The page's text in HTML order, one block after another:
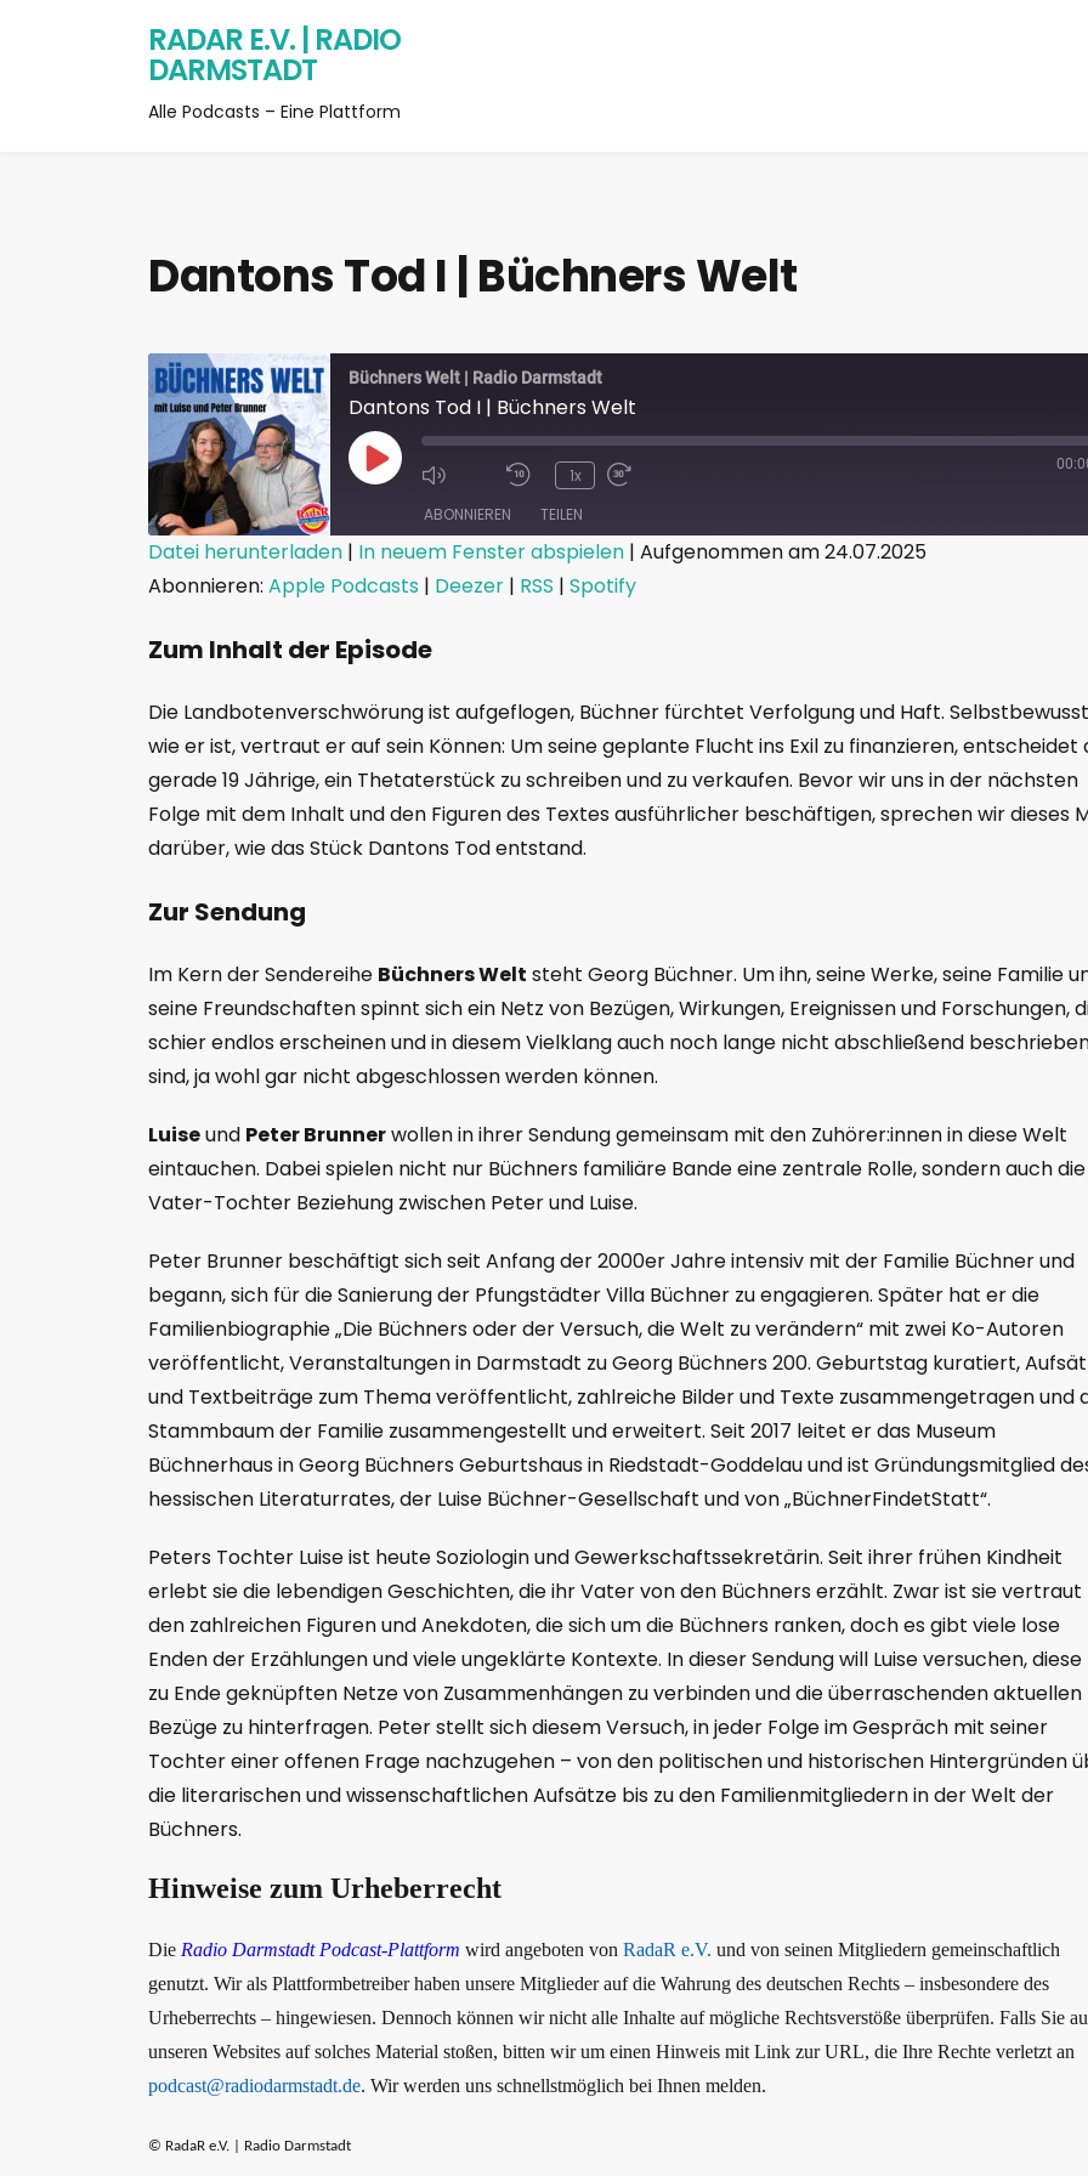
RADAR E.V. | RADIO
DARMSTADT
Alle Podcasts – Eine Plattform
Dantons Tod I | Büchners Welt
Büchners Welt | Radio Darmstadt
Dantons Tod I | Büchners Welt
1x
ABONNIEREN TEILEN
Apple Podcasts Deezer
TEILEN
Datei herunterladen | In neuem Fenster abspielen | Aufgenommen am 24.07.2025
Abonnieren: Apple Podcasts | Deezer | RSS | Spotify
Zum Inhalt der Episode
Die Landbotenverschwörung ist aufgeflogen, Büchner fürchtet Verfolgung und Haft. Selbstbewusst
wie er ist, vertraut er auf sein Können: Um seine geplante Flucht ins Exil zu finanzieren, entscheidet
gerade 19 Jährige, ein Thetaterstück zu schreiben und zu verkaufen. Bevor wir uns in der nächsten
Folge mit dem Inhalt und den Figuren des Textes ausführlicher beschäftigen, sprechen wir dieses
darüber, wie das Stück Dantons Tod entstand.
Zur Sendung
Im Kern der Sendereihe Büchners Welt steht Georg Büchner. Um ihn, seine Werke, seine Familie
seine Freundschaften spinnt sich ein Netz von Bezügen, Wirkungen, Ereignissen und Forschungen,
schier endlos erscheinen und in diesem Vielklang auch noch lange nicht abschließend
sind, ja wohl gar nicht abgeschlossen werden können.
Luiseund Peter Brunnerwollen in ihrer Sendung gemeinsam mit den Zuhörer:innen in diese Welt
eintauchen. Dabei spielen nicht nur Büchners familiäre Bande eine zentrale Rolle, sondern auch die
Vater-Tochter Beziehung zwischen Peter und Luise.
Peter Brunner beschäftigt sich seit Anfang der 2000er Jahre intensiv mit der Familie Büchner und
begann, sich für die Sanierung der Pfungstädter Villa Büchner zu engagieren. Später hat er die
Familienbiographie „Die Büchners oder der Versuch, die Welt zu verändern“ mit zwei Ko-Autoren
veröffentlicht, Veranstaltungen in Darmstadt zu Georg Büchners 200. Geburtstag kuratiert,
und Textbeiträge zum Thema veröffentlicht, zahlreiche Bilder und Texte zusammengetragen und
Stammbaum der Familie zusammengestellt und erweitert. Seit 2017 leitet er das Museum
Büchnerhaus in Georg Büchners Geburtshaus in Riedstadt-Goddelau und ist Gründungsmitglied
hessischen Literaturrates, der Luise Büchner-Gesellschaft und von „BüchnerFindetStatt“.
Peters Tochter Luise ist heute Soziologin und Gewerkschaftssekretärin. Seit ihrer frühen Kindheit
erlebt sie die lebendigen Geschichten, die ihr Vater von den Büchners erzählt. Zwar ist sie vertraut
den zahlreichen Figuren und Anekdoten, die sich um die Büchners ranken, doch es gibt viele lose
Enden der Erzählungen und viele ungeklärte Kontexte. In dieser Sendung will Luise versuchen, diese
zu Ende geknüpften Netze von Zusammenhängen zu verbinden und die überraschenden aktuellen
Bezüge zu hinterfragen. Peter stellt sich diesem Versuch, in jeder Folge im Gespräch mit seiner
Tochter einer offenen Frage nachzugehen – von den politischen und historischen Hintergründen
die literarischen und wissenschaftlichen Aufsätze bis zu den Familienmitgliedern in der Welt der
Büchners.
Hinweise zum Urheberrecht
Die Radio Darmstadt Podcast-Plattform wird angeboten von RadaR e.V. und von seinen Mitgliedern gemeinschaftlich
genutzt. Wir als Plattformbetreiber haben unsere Mitglieder auf die Wahrung des deutschen Rechts – insbesondere des
Urheberrechts – hingewiesen. Dennoch können wir nicht alle Inhalte auf mögliche Rechtsverstöße überprüfen. Falls Sie
unseren Websites auf solches Material stoßen, bitten wir um einen Hinweis mit Link zur URL, die Ihre Rechte verletzt an
podcast@radiodarmstadt.de. Wir werden uns schnellstmöglich bei Ihnen melden.
© RadaR e.V. | Radio Darmstadt